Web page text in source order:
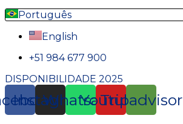
Português
English
+51 984 677 900
DISPONIBILIDADE 2025
Instagram
Whatsapp
Youtube
Tripadvisor